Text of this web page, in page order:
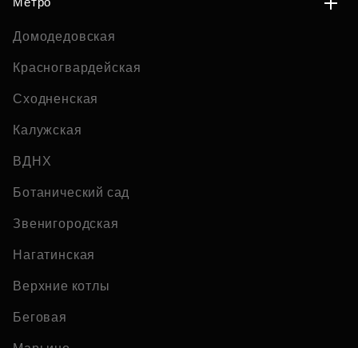
Домодедовская
Красногвардейская
Сходненская
Калужская
ВДНХ
Ботанический сад
Звенигородская
Нагатинская
Верхние котлы
Беговая